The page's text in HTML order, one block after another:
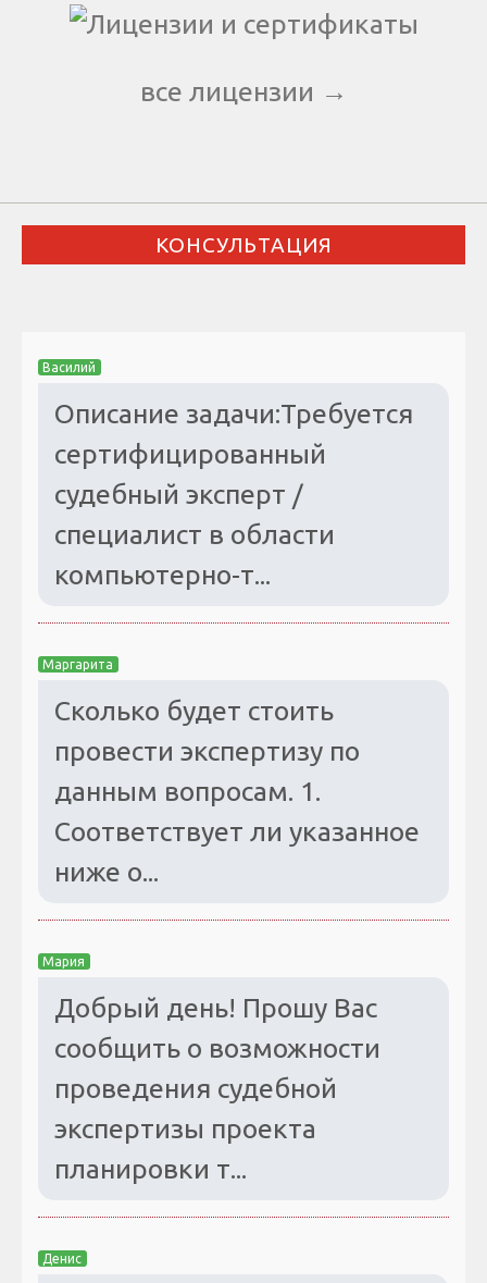
все лицензии →
КОНСУЛЬТАЦИЯ
Василий
Описание задачи:Требуется
сертифицированный
судебный эксперт /
специалист в области
компьютерно-т...
Маргарита
Сколько будет стоить
провести экспертизу по
данным вопросам. 1.
Соответствует ли указанное
ниже о...
Мария
Добрый день! Прошу Вас
сообщить о возможности
проведения судебной
экспертизы проекта
планировки т...
Денис